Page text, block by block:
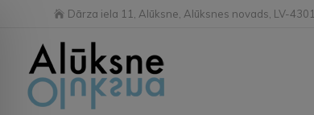
Dārza iela 11, Alūksne, Alūksnes novads, LV-4301